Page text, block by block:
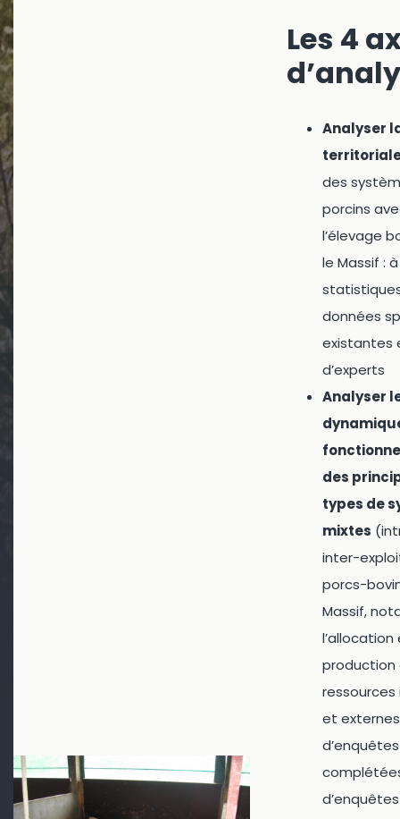
Les 4
Analyser
des
porcins
l’élevage
le Massif :
données
existantes
d’experts
Analyser
des
types de
mixtes
inter-
porcs-
Massif,
production
et